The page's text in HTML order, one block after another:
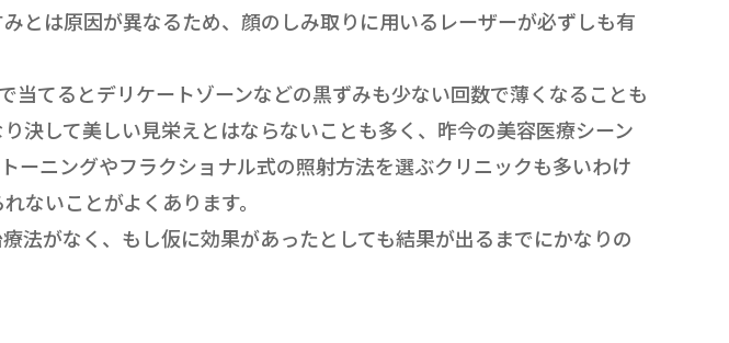
とは原因が異なるため、顔のしみ取りに用いるレーザーが必ずしも有
てるとデリケートゾーンなどの黒ずみも少ない回数で薄くなることも
決して美しい見栄えとはならないことも多く、昨今の美容医療シーン
ーニングやフラクショナル式の照射方法を選ぶクリニックも多いわけ
ないことがよくあります。
法がなく、もし仮に効果があったとしても結果が出るまでにかなりの